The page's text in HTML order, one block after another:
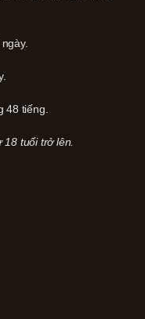
48 tiếng.
tuổi trở lên.